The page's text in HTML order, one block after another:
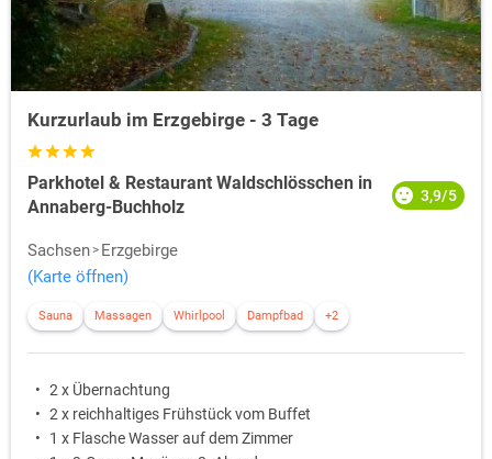
Kurzurlaub im Erzgebirge - 3 Tage
Parkhotel & Restaurant Waldschlösschen in
Annaberg-Buchholz
3,9/5
Sachsen
Erzgebirge
(Karte öffnen)
Sauna Massagen Whirlpool Dampfbad +2
2 x Übernachtung
2 x reichhaltiges Frühstück vom Buffet
1 x Flasche Wasser auf dem Zimmer